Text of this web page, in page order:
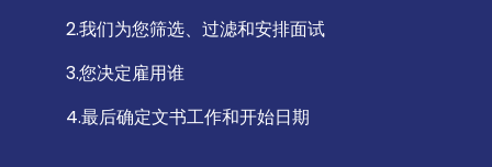
2.我们为您筛选、过滤和安排面试
3.您决定雇用谁
4.最后确定文书工作和开始日期